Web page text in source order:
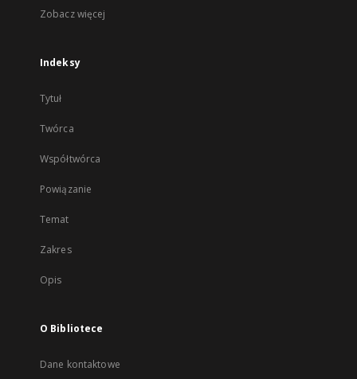
Zobacz więcej
Indeksy
Tytuł
Twórca
Współtwórca
Powiązanie
Temat
Zakres
Opis
O Bibliotece
Dane kontaktowe